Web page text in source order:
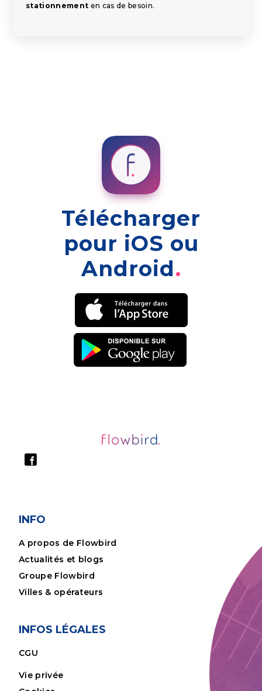
stationnement en cas de besoin.
Télécharger
pour iOS ou
Android
INFO
A propos de Flowbird
Actualités et blogs
Groupe Flowbird
Villes & opérateurs
INFOS LÉGALES
CGU
Vie privée